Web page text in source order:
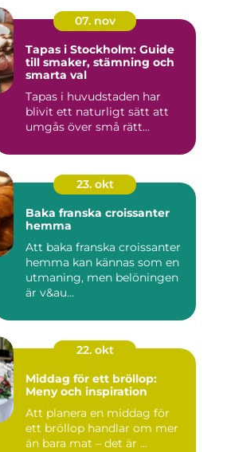
07. nov
Tapas i Stockholm: Guide
till smaker, stämning och
smarta val
Tapas i huvudstaden har
blivit ett naturligt sätt att
umgås över små rätt...
23. okt
Baka franska croissanter
hemma
Att baka franska croissanter
hemma kan kännas som en
utmaning, men belöningen
är v&au...
22. okt
Middag för ett bröllop:
Meny och inspiration
Att planera en middag för
ett bröllop handlar om mer
än bara mat – det är ...